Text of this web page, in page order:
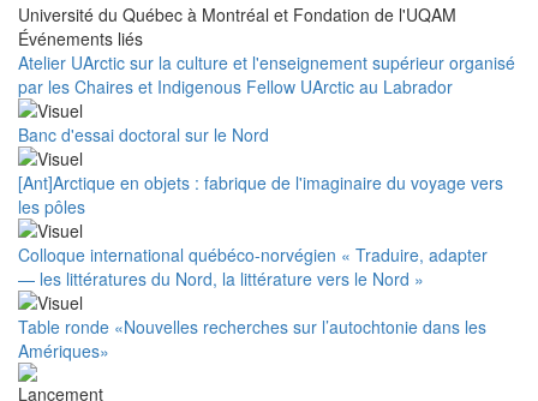
Université du Québec à Montréal et Fondation de l'UQAM
Événements liés
Atelier UArctic sur la culture et l'enseignement supérieur organisé
par les Chaires et Indigenous Fellow UArctic au Labrador
Banc d'essai doctoral sur le Nord
[Ant]Arctique en objets : fabrique de l'imaginaire du voyage vers
les pôles
Colloque international québéco-norvégien « Traduire, adapter
— les littératures du Nord, la littérature vers le Nord »
Table ronde «Nouvelles recherches sur l’autochtonie dans les
Amériques»